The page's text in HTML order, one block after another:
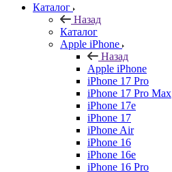
Каталог
Назад
Каталог
Apple iPhone
Назад
Apple iPhone
iPhone 17 Pro
iPhone 17 Pro Max
iPhone 17e
iPhone 17
iPhone Air
iPhone 16
iPhone 16e
iPhone 16 Pro